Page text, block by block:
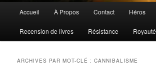
principal
Accueil À Propos Contact Héros
Recension de livres Résistance Royauté
ARCHIVES PAR MOT-CLÉ :CANNIBALISME